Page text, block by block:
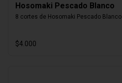
Hosomaki Pescado Blanco
8 cortes de Hosomaki Pescado Blanco
$4.000